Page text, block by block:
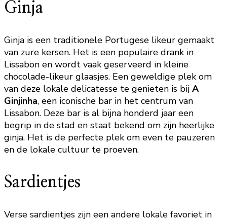
Ginja
Ginja is een traditionele Portugese likeur gemaakt
van zure kersen. Het is een populaire drank in
Lissabon en wordt vaak geserveerd in kleine
chocolade-likeur glaasjes. Een geweldige plek om
van deze lokale delicatesse te genieten is bij A
Ginjinha, een iconische bar in het centrum van
Lissabon. Deze bar is al bijna honderd jaar een
begrip in de stad en staat bekend om zijn heerlijke
ginja. Het is de perfecte plek om even te pauzeren
en de lokale cultuur te proeven.
Sardientjes
Verse sardientjes zijn een andere lokale favoriet in